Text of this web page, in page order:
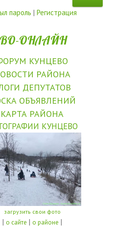
пароль | Регистрация
ОНЛАЙН
КУНЦЕВО
РАЙОНА
ДЕПУТАТОВ
ОБЪЯВЛЕНИЙ
КАРТА РАЙОНА
КУНЦЕВО
загрузить свои фото
| о сайте | о районе |